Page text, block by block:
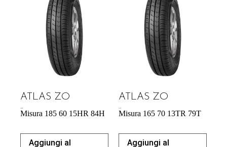
ATLAS ZO
Misura 185 60 15HR 84H
Aggiungi al
ATLAS ZO
Misura 165 70 13TR 79T
Aggiungi al